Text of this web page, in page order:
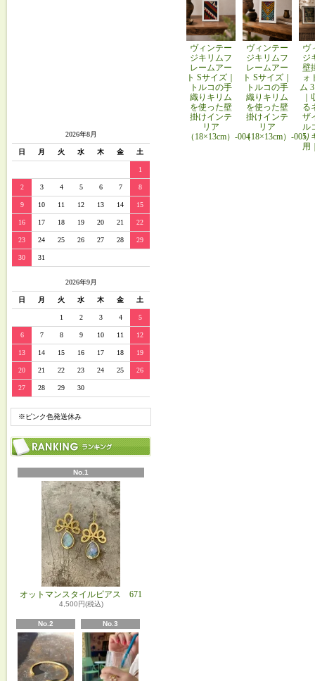
2026年8月
日 月 火 水 木 金 土
1
2 3 4 5 6 7 8
9 10 11 12 13 14 15
16 17 18 19 20 21 22
23 24 25 26 27 28 29
30 31
2026年9月
日 月 火 水 木 金 土
1 2 3 4 5
6 7 8 9 10 11 12
13 14 15 16 17 18 19
20 21 22 23 24 25 26
27 28 29 30
※ピンク色発送休み
No.1
オットマンスタイルピアス 671
4,500円(税込)
No.2 No.3
ヴィンテー
ジキリムフ
レームアー
ト Sサイズ｜
トルコの手
織りキリム
を使った壁
掛けインテ
リア
（18×13cm）-004
ヴィンテー
ジキリムフ
レームアー
ト Sサイズ｜
トルコの手
織りキリム
を使った壁
掛けインテ
リア
（18×13cm）-005
ヴ
ジ
壁
ォ
ム
る
ザ
ル
り
用